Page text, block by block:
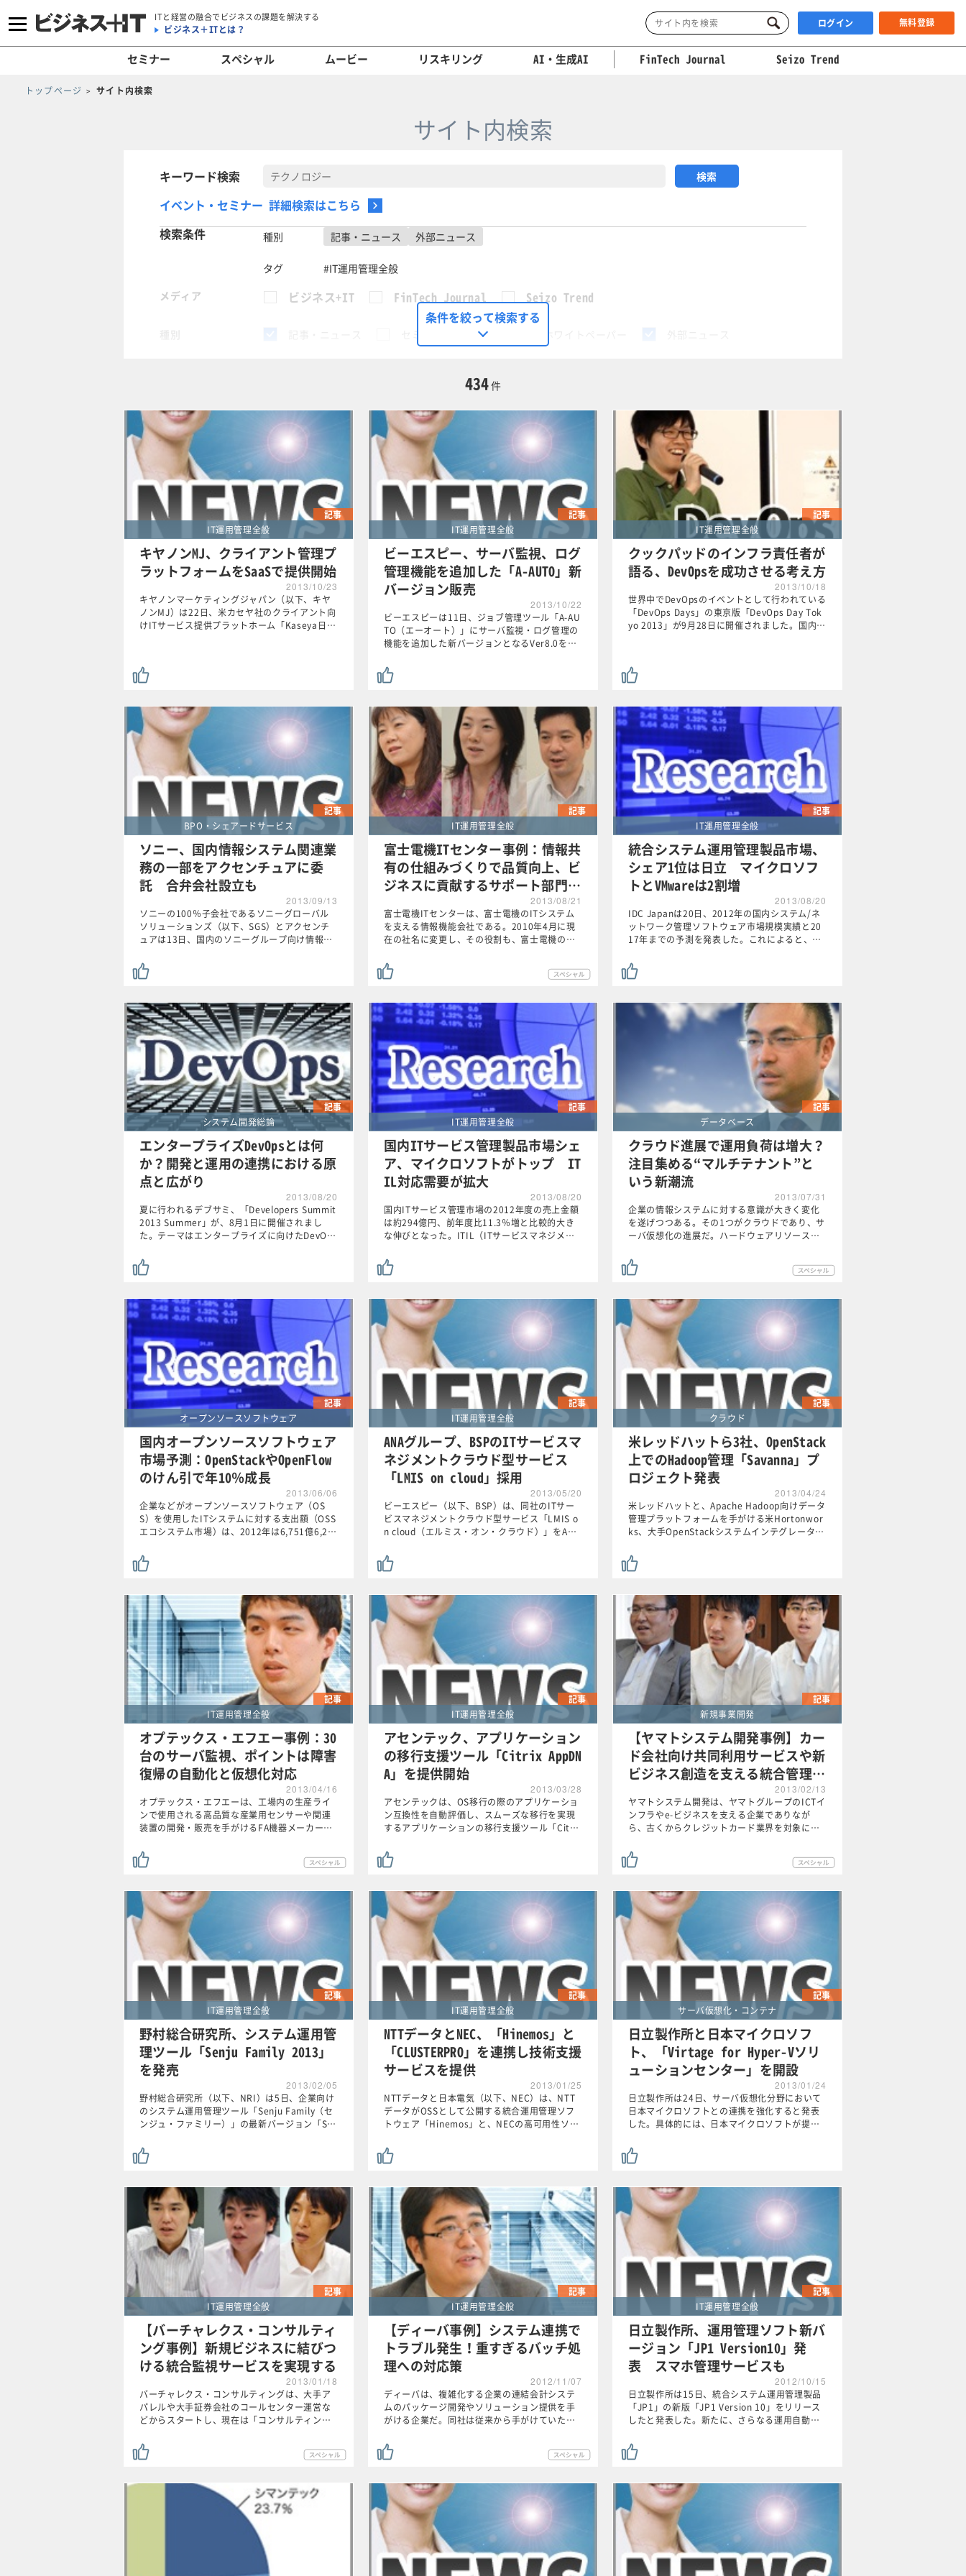
ITと経営の融合でビジネスの課題を解決する
ビジネス＋ITとは？ ログイン 無料登録
セミナー スペシャル ムービー リスキリング AI・生成AI FinTech Journal Seizo Trend
トップページ サイト内検索
サイト内検索
キーワード検索
イベント・セミナー 詳細検索はこちら
検索条件
種別 記事・ニュース 外部ニュース
タグ
#IT運用管理全般
メディア
ビジネス+IT FinTech Journal Seizo Trend
動画
タグ ×
× IT運用管理全般
クリア この条件で検索する
条件を絞って検索する
434件
記事
IT運用管理全般
キヤノンMJ、クライアント管理プ
ラットフォームをSaaSで提供開始
2013/10/23
キヤノンマーケティングジャパン（以下、キヤ
ノンMJ）は22日、米カセヤ社のクライアント向
けITサービス提供プラットホーム「Kaseya日…
記事
IT運用管理全般
ビーエスピー、サーバ監視、ログ
管理機能を追加した「A-AUTO」新
バージョン販売
2013/10/22
ビーエスピーは11日、ジョブ管理ツール「A-AU
TO（エーオート）」にサーバ監視・ログ管理の
機能を追加した新バージョンとなるVer8.0を…
記事
IT運用管理全般
クックパッドのインフラ責任者が
語る、DevOpsを成功させる考え方
2013/10/18
世界中でDevOpsのイベントとして行われている
「DevOps Days」の東京版「DevOps Day Tok
yo 2013」が9月28日に開催されました。国内…
記事
BPO・シェアードサービス
ソニー、国内情報システム関連業
務の一部をアクセンチュアに委
託 合弁会社設立も
2013/09/13
ソニーの100％子会社であるソニーグローバル
ソリューションズ（以下、SGS）とアクセンチ
ュアは13日、国内のソニーグループ向け情報…
記事
IT運用管理全般
富士電機ITセンター事例：情報共
有の仕組みづくりで品質向上、ビ
ジネスに貢献するサポート部門…
2013/08/21
富士電機ITセンターは、富士電機のITシステム
を支える情報機能会社である。2010年4月に現
在の社名に変更し、その役割も、富士電機の…
記事
IT運用管理全般
統合システム運用管理製品市場、
シェア1位は日立 マイクロソフ
トとVMwareは2割増
2013/08/20
IDC Japanは20日、2012年の国内システム/ネ
ットワーク管理ソフトウェア市場規模実績と20
17年までの予測を発表した。これによると、…
記事
システム開発総論
エンタープライズDevOpsとは何
か？開発と運用の連携における原
点と広がり
2013/08/20
夏に行われるデブサミ、「Developers Summit
2013 Summer」が、8月1日に開催されまし
た。テーマはエンタープライズに向けたDevO…
記事
IT運用管理全般
国内ITサービス管理製品市場シェ
ア、マイクロソフトがトップ IT
IL対応需要が拡大
2013/08/20
国内ITサービス管理市場の2012年度の売上金額
は約294億円、前年度比11.3％増と比較的大き
な伸びとなった。ITIL（ITサービスマネジメ…
記事
データベース
クラウド進展で運用負荷は増大？
注目集める“マルチテナント”と
いう新潮流
2013/07/31
企業の情報システムに対する意識が大きく変化
を遂げつつある。その1つがクラウドであり、サ
ーバ仮想化の進展だ。ハードウェアリソース…
記事
オープンソースソフトウェア
国内オープンソースソフトウェア
市場予測：OpenStackやOpenFlow
のけん引で年10％成長
2013/06/06
企業などがオープンソースソフトウェア（OS
S）を使用したITシステムに対する支出額（OSS
エコシステム市場）は、2012年は6,751億6,2…
記事
IT運用管理全般
ANAグループ、BSPのITサービスマ
ネジメントクラウド型サービス
「LMIS on cloud」採用
2013/05/20
ビーエスピー（以下、BSP）は、同社のITサー
ビスマネジメントクラウド型サービス「LMIS o
n cloud（エルミス・オン・クラウド）」をA…
記事
クラウド
米レッドハットら3社、OpenStack
上でのHadoop管理「Savanna」プ
ロジェクト発表
2013/04/24
米レッドハットと、Apache Hadoop向けデータ
管理プラットフォームを手がける米Hortonwor
ks、大手OpenStackシステムインテグレータ…
記事
IT運用管理全般
オプテックス・エフエー事例：30
台のサーバ監視、ポイントは障害
復帰の自動化と仮想化対応
2013/04/16
オプテックス・エフエーは、工場内の生産ライ
ンで使用される高品質な産業用センサーや関連
装置の開発・販売を手がけるFA機器メーカー…
記事
IT運用管理全般
アセンテック、アプリケーション
の移行支援ツール「Citrix AppDN
A」を提供開始
2013/03/28
アセンテックは、OS移行の際のアプリケーショ
ン互換性を自動評価し、スムーズな移行を実現
するアプリケーションの移行支援ツール「Cit…
記事
新規事業開発
【ヤマトシステム開発事例】カー
ド会社向け共同利用サービスや新
ビジネス創造を支える統合管理…
2013/02/13
ヤマトシステム開発は、ヤマトグループのICTイ
ンフラやe-ビジネスを支える企業でありなが
ら、古くからクレジットカード業界を対象に…
記事
IT運用管理全般
野村総合研究所、システム運用管
理ツール「Senju Family 2013」
を発売
2013/02/05
野村総合研究所（以下、NRI）は5日、企業向け
のシステム運用管理ツール「Senju Family（セ
ンジュ・ファミリー）」の最新バージョン「S…
記事
IT運用管理全般
NTTデータとNEC、「Hinemos」と
「CLUSTERPRO」を連携し技術支援
サービスを提供
2013/01/25
NTTデータと日本電気（以下、NEC）は、NTT
データがOSSとして公開する統合運用管理ソフ
トウェア「Hinemos」と、NECの高可用性ソ…
記事
サーバ仮想化・コンテナ
日立製作所と日本マイクロソフ
ト、「Virtage for Hyper-Vソリ
ューションセンター」を開設
2013/01/24
日立製作所は24日、サーバ仮想化分野において
日本マイクロソフトとの連携を強化すると発表
した。具体的には、日本マイクロソフトが提…
記事
IT運用管理全般
【バーチャレクス・コンサルティ
ング事例】新規ビジネスに結びつ
ける統合監視サービスを実現する
2013/01/18
バーチャレクス・コンサルティングは、大手ア
パレルや大手証券会社のコールセンター運営な
どからスタートし、現在は「コンサルティン…
記事
IT運用管理全般
【ディーバ事例】システム連携で
トラブル発生！重すぎるバッチ処
理への対応策
2012/11/07
ディーバは、複雑化する企業の連結会計システ
ムのパッケージ開発やソリューション提供を手
がける企業だ。同社は従来から手がけていた…
記事
IT運用管理全般
日立製作所、運用管理ソフト新バ
ージョン「JP1 Version10」発
表 スマホ管理サービスも
2012/10/15
日立製作所は15日、統合システム運用管理製品
「JP1」の新版「JP1 Version 10」をリリース
したと発表した。新たに、さらなる運用自動…